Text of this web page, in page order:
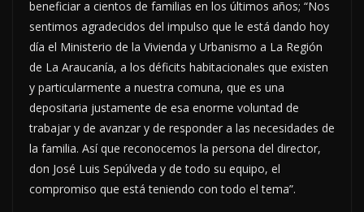
beneficiar a cientos de familias en los últimos años; “Nos
sentimos agradecidos del impulso que le está dando hoy
día el Ministerio de la Vivienda y Urbanismo a La Región
de La Araucanía, a los déficits habitacionales que existen
y particularmente a nuestra comuna, que es una
depositaria justamente de esa enorme voluntad de
trabajar y de avanzar y de responder a las necesidades de
la familia. Así que reconocemos la persona del director,
don José Luis Sepúlveda y de todo su equipo, el
compromiso que está teniendo con todo el tema”.